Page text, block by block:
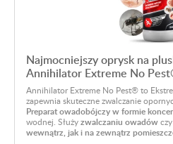
Najmocniejszy oprysk na
Annihilator Extreme No
Annihilator Extreme No Pest® to
zapewnia skuteczne zwalczanie
Preparat owadobójczy w formie
wodnej. Służyzwalczaniu owadów
wewnątrz, jak i na zewnątrz